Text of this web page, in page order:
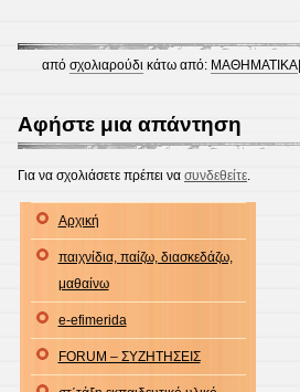
απόσχολιαρούδι κάτω από: ΜΑΘΗΜΑΤΙΚΑ
Αφήστε μια απάντηση
Για να σχολιάσετε πρέπει να συνδεθείτε.
Αρχική
παιχνίδια, παίζω, διασκεδάζω,
μαθαίνω
e-efimerida
FORUM – ΣΥΖΗΤΗΣΕΙΣ